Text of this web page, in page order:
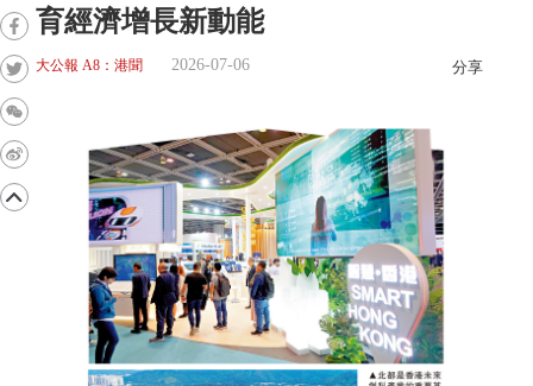
育經濟增長新動能
大公報 A8：港聞 2026-07-06 分享